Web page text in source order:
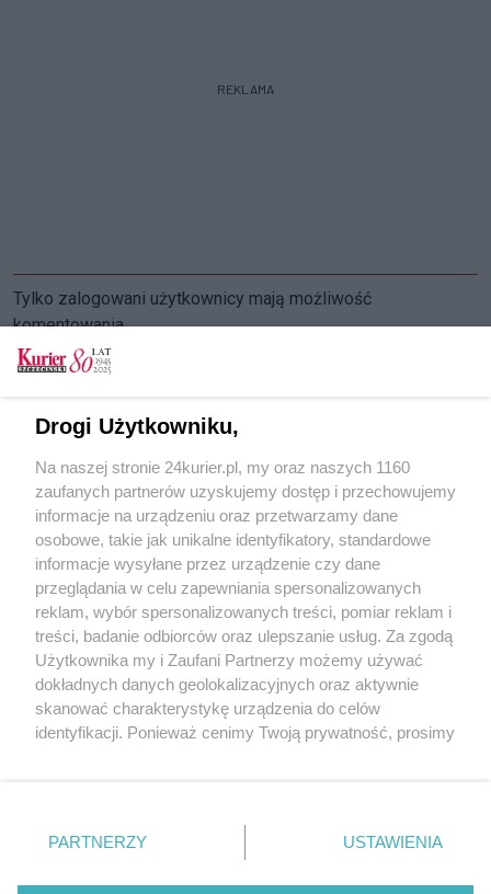
REKLAMA
Tylko zalogowani użytkownicy mają możliwość
komentowania
Zaloguj sięZarejestruj
CZYTAJ TAKŻE
Weź mnie Kurierem do domu
POGODA
23℃
Zobacz prognozę na 3 dni
Copyright © 2022 Kurier Szczeciński sp. z o.o.
Wszelkie prawa zastrzeżone
Drogi Użytkowniku,
Na naszej stronie 24kurier.pl, my oraz naszych 1160
zaufanych partnerów uzyskujemy dostęp i przechowujemy
informacje na urządzeniu oraz przetwarzamy dane
osobowe, takie jak unikalne identyfikatory, standardowe
informacje wysyłane przez urządzenie czy dane
przeglądania w celu zapewniania spersonalizowanych
reklam, wybór spersonalizowanych treści, pomiar reklam i
treści, badanie odbiorców oraz ulepszanie usług. Za zgodą
Użytkownika my i Zaufani Partnerzy możemy używać
dokładnych danych geolokalizacyjnych oraz aktywnie
skanować charakterystykę urządzenia do celów
identyfikacji. Ponieważ cenimy Twoją prywatność, prosimy
prywatności znajdujący się w lewym dolnym rogu strony
. Niektóre rodzaje przetwarzania danych nie wymagają
PARTNERZY USTAWIENIA